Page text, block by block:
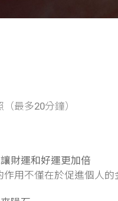
（最多20分鐘）
財運和好運更加倍
作用不僅在於促進個人